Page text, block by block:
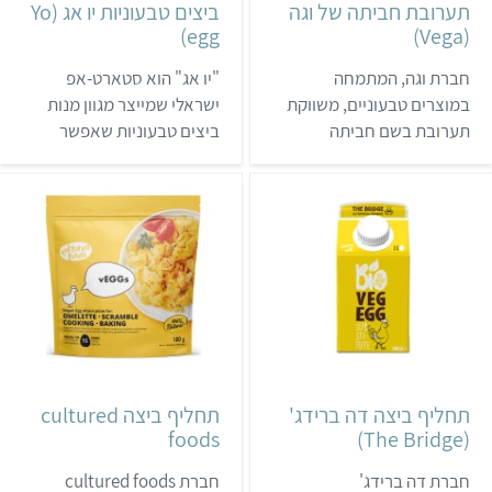
ב-2021 שטראוס הוציאה סלט ביצים טבעוני מוצלח מטופו חומוס,
שאפשר לרכוש בכל סופרמרקט. מדובר בפתרון נוח מאוד
לסנדוויצ'ים ולנשנוש. וכרגיל, אם יש לך חשק לנסות להכין לבד,
יש לנו גם מתכון:סלט ביצים טבעוני הורס.
תערובת חביתה של וגה
(Vega)
חברת וגה, המתמחה
במוצרים טבעוניים, משווקת
תערובת בשם חביתה
ויגן אג. מוצרי החברה נמכרים
בחנויות טבע ובחלק
מהסופרמרקטים.
ביצים טבעוניות יו אג (Yo
egg)
"יו אג" הוא סטארט-אפ
ישראלי שמייצר מגוון מנות
ביצים טבעוניות שאפשר
הסטארט-אפ כבר גייס מילוני
דולרים, ומשרדיו נמצאים
בלוס אנג'לס. המנכ"ל שלו
הוא ערן גרונר, והמייסדת
השותפה היא יוספה בן כהן
(אושיית טבעונות ישראלית
תחליף ביצה דה ברידג'
(The Bridge)
חברת דה ברידג'
תחליף ביצה cultured
foods
חברת cultured foods